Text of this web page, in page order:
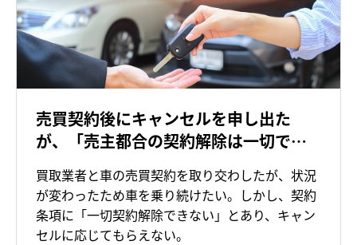
売買契約後にキャンセルを申し出た
が、「売主都合の契約解除は一切でき
ない」と契約条項に定めてあると言わ
れ、応じてもらえない
買取業者と車の売買契約を取り交わしたが、状況
が変わったため車を乗り続けたい。しかし、契約
条項に「一切契約解除できない」とあり、キャン
セルに応じてもらえない。